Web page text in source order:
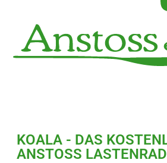
KOALA - DAS
ANSTOSS LASTENRAD